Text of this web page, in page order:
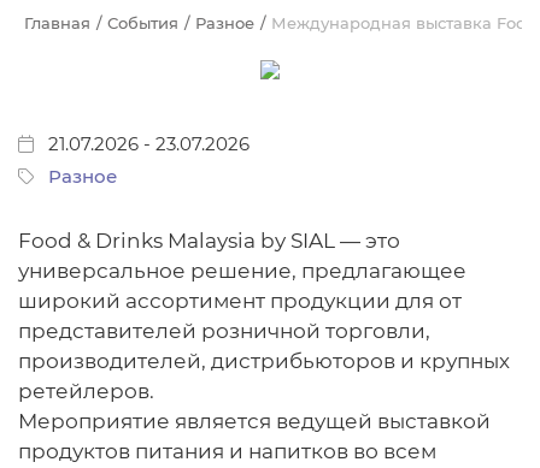
Главная События Разное Международная выставка
21.07.2026 - 23.07.2026
Разное
Food & Drinks Malaysia by SIAL — это
универсальное решение, предлагающее
широкий ассортимент продукции для от
представителей розничной торговли,
производителей, дистрибьюторов и крупных
ретейлеров.
Мероприятие является ведущей выставкой
продуктов питания и напитков во всем